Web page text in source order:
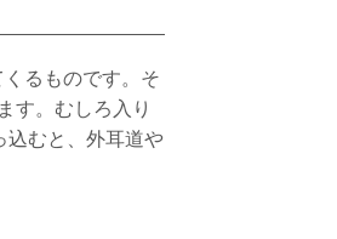
るものです。そ
す。むしろ入り
込むと、外耳道や